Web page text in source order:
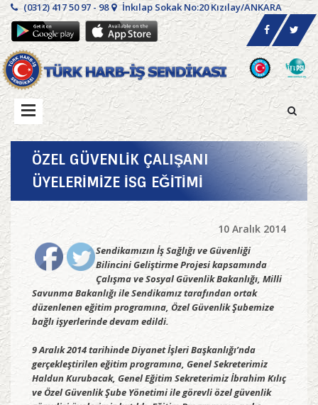
(0312) 417 50 97 - 98 İnkılap Sokak No:20 Kızılay/ANKARA
ÖZEL GÜVENLİK ÇALIŞANI
ÜYELERİMİZE İSG EĞİTİMİ
10 Aralık 2014
Sendikamızın İş Sağlığı ve Güvenliği
Bilincini Geliştirme Projesi kapsamında
Çalışma ve Sosyal Güvenlik Bakanlığı, Milli
Savunma Bakanlığı ile Sendikamız tarafından ortak
düzenlenen eğitim programına, Özel Güvenlik Şubemize
bağlı işyerlerinde devam edildi.
9 Aralık 2014 tarihinde Diyanet İşleri Başkanlığı’nda
gerçekleştirilen eğitim programına, Genel Sekreterimiz
Haldun Kurubacak, Genel Eğitim Sekreterimiz İbrahim Kılıç
ve Özel Güvenlik Şube Yönetimi ile görevli özel güvenlik